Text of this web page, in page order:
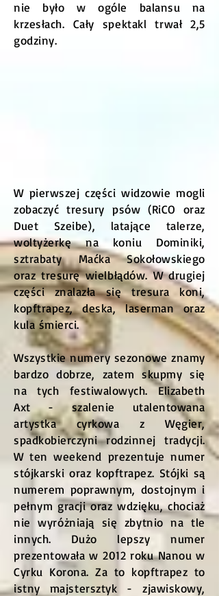
nie było w ogóle balansu na
krzesłach. Cały spektakl trwał 2,5
godziny.
W pierwszej części widzowie mogli
zobaczyć tresury psów (RiCO oraz
Duet Szeibe), latające talerze,
woltyżerkę na koniu Dominiki,
sztrabaty Maćka Sokołowskiego
oraz tresurę wielbłądów. W drugiej
części znalazła się tresura koni,
kopftrapez, deska, laserman oraz
kula śmierci.
Wszystkie numery sezonowe znamy
bardzo dobrze, zatem skupmy się
na tych festiwalowych. Elizabeth
Axt - szalenie utalentowana
artystka cyrkowa z Węgier,
spadkobierczyni rodzinnej tradycji.
W ten weekend prezentuje numer
stójkarski oraz kopftrapez. Stójki są
numerem poprawnym, dostojnym i
pełnym gracji oraz wdzięku, chociaż
nie wyróżniają się zbytnio na tle
innych. Dużo lepszy numer
prezentowała w 2012 roku Nanou w
Cyrku Korona. Za to kopftrapez to
istny majstersztyk - zjawiskowy,